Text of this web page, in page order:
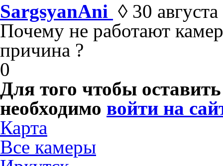
SargsyanAni ◊ 30
Почему не работают
причина ?
0
Для того чтобы
необходимо войти на
Карта
Все камеры